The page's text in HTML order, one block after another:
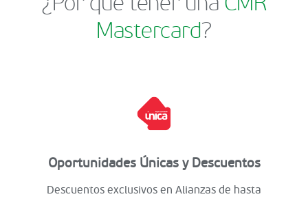
Mastercard?
Oportunidades Únicas y Descuentos
Descuentos exclusivos en Alianzas de hasta